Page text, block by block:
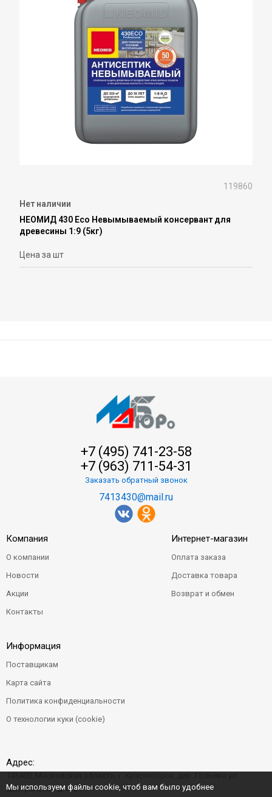
119860
Нет наличии
НЕОМИД 430 Eco Невымываемый консервант для
древесины 1:9 (5кг)
Цена за шт
+7 (495) 741-23-58
+7 (963) 711-54-31
Заказать обратный звонок
7413430@mail.ru
Компания
О компании
Новости
Акции
Контакты
Интернет-магазин
Оплата заказа
Доставка товара
Возврат и обмен
Информация
Поставщикам
Карта сайта
Политика конфиденциальности
О технологии куки (cookie)
Адрес:
Центральная д. 6"Б"
Мы используем файлы cookie, чтоб вам было удобнее